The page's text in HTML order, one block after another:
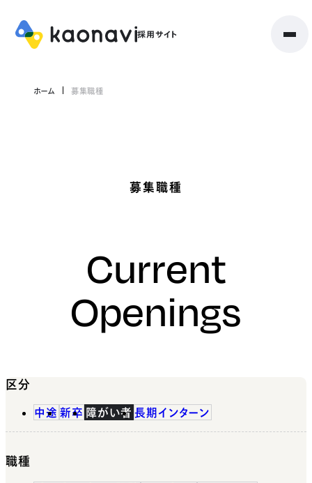
ホーム 募集職種
募集職種
Current
Openings
区分
中途 新卒 障がい者 長期インターン
職種